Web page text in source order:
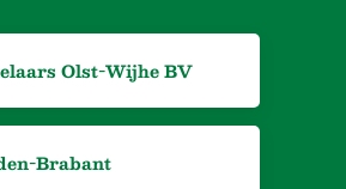
Olst-Wijhe BV
Brabant